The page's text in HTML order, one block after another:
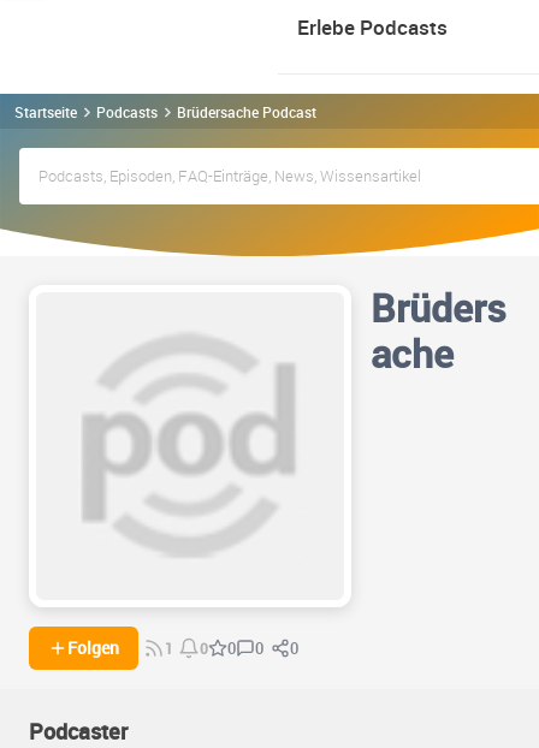
Erlebe Podcasts
Startseite Podcasts Brüdersache Podcast
Brüders
ache
Folgen 1 0 0 0 0
Podcaster